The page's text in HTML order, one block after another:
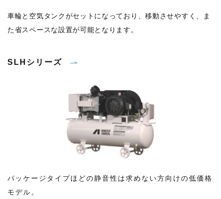
車輪と空気タンクがセットになっており、移動させやすく、ま
た省スペースな設置が可能となります。
SLHシリーズ
パッケージタイプほどの静音性は求めない方向けの低価格
モデル。